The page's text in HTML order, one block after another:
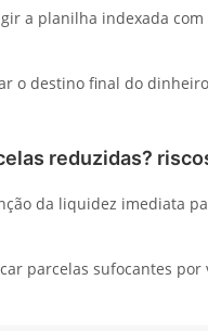
a planilha indexada
o destino final do
reduzidas?
da liquidez imediata
parcelas sufocantes por